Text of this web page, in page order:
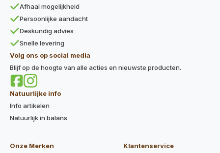
Afhaal mogelijkheid
Persoonlijke aandacht
Deskundig advies
Snelle levering
Volg ons op social media
Blijf op de hoogte van alle acties en nieuwste producten.
Natuurlijke info
Info artikelen
Natuurlijk in balans
Onze Merken
Klantenservice